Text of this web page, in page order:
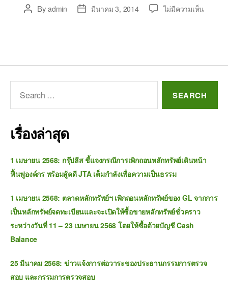
Byadmin มีนาคม 3, 2014 ไม่มีความเห็น
เรื่องล่าสุด
1 เมษายน 2568: กรุ๊ปลีส ชี้แจงกรณีการเพิกถอนหลักทรัพย์เดินหน้า
ฟื้นฟูองค์กร พร้อมสู้คดี JTA เต็มกำลังเพื่อความเป็นธรรม
1 เมษายน 2568: ตลาดหลักทรัพย์ฯ เพิกถอนหลักทรัพย์ของ GL จากการ
เป็นหลักทรัพย์จดทะเบียนและจะเปิดให้ซื้อขายหลักทรัพย์ชั่วคราว
ระหว่างวันที่ 11 – 23 เมษายน 2568 โดยให้ซื้อด้วยบัญชี Cash
Balance
25 มีนาคม 2568: ข่าวแจ้งการต่อวาระของประธานกรรมการตรวจ
สอบ และกรรมการตรวจสอบ